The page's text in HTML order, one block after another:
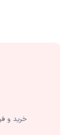
خرید و